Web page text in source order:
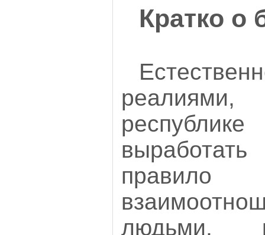
Кратко о
людьми,